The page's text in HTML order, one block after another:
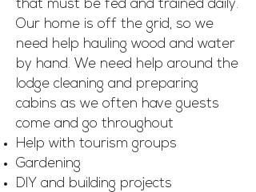
that must be fed and trained daily.
Our home is off the grid, so we
need help hauling wood and water
by hand. We need help around the
lodge cleaning and preparing
cabins as we often have guests
come and go throughout
Help with tourism groups
Gardening
DIY and building projects